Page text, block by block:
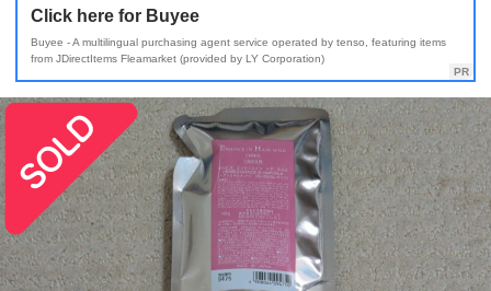
Click here for Buyee
Buyee - A multilingual purchasing agent service operated by tenso, featuring items
from JDirectItems Fleamarket (provided by LY Corporation)